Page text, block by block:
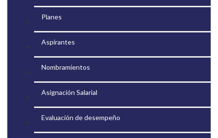
Planes
Aspirantes
Nombramientos
Asignación Salarial
Evaluación de desempeño